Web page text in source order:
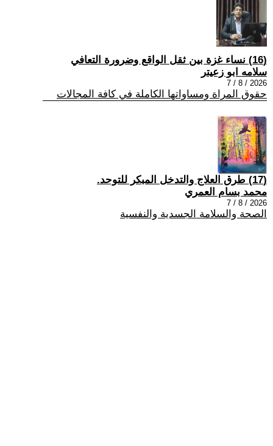
(16) نساء غزة بين ثقل الواقع وضرورة التعافي
سلامه ابو زعيتر
2026 / 8 / 7
حقوق المراة ومساواتها الكاملة في كافة المجالات
(17) طرق العلاج والتدخل المبكر للتوحد.
محمد بسام العمري
2026 / 8 / 7
الصحة والسلامة الجسدية والنفسية